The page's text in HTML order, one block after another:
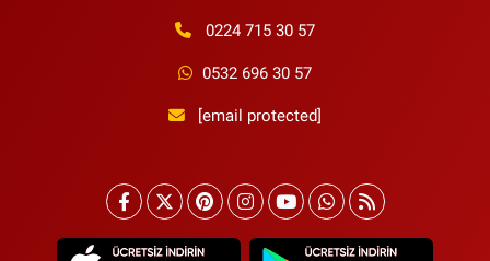
0224 715 30 57
0532 696 30 57
[email protected]